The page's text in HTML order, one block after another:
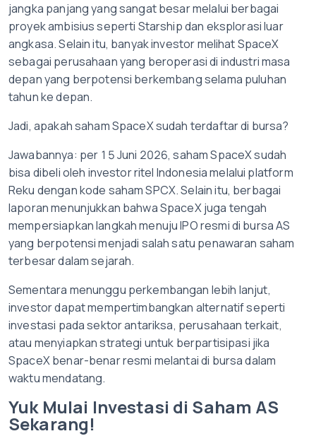
jangka panjang yang sangat besar melalui berbagai
proyek ambisius seperti Starship dan eksplorasi luar
angkasa. Selain itu, banyak investor melihat SpaceX
sebagai perusahaan yang beroperasi di industri masa
depan yang berpotensi berkembang selama puluhan
tahun ke depan.
Jadi, apakah saham SpaceX sudah terdaftar di bursa?
Jawabannya: per 15 Juni 2026, saham SpaceX sudah
bisa dibeli oleh investor ritel Indonesia melalui platform
Reku dengan kode saham SPCX. Selain itu, berbagai
laporan menunjukkan bahwa SpaceX juga tengah
mempersiapkan langkah menuju IPO resmi di bursa AS
yang berpotensi menjadi salah satu penawaran saham
terbesar dalam sejarah.
Sementara menunggu perkembangan lebih lanjut,
investor dapat mempertimbangkan alternatif seperti
investasi pada sektor antariksa, perusahaan terkait,
atau menyiapkan strategi untuk berpartisipasi jika
SpaceX benar-benar resmi melantai di bursa dalam
waktu mendatang.
Yuk Mulai Investasi di Saham AS
Sekarang!